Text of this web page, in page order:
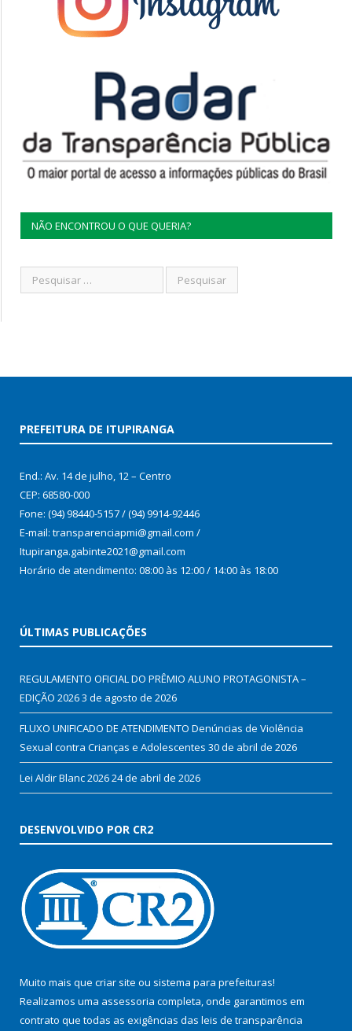
NÃO ENCONTROU O QUE QUERIA?
PREFEITURA DE ITUPIRANGA
End.: Av. 14 de julho, 12 – Centro
CEP: 68580-000
Fone: (94) 98440-5157 / (94) 9914-92446
E-mail: transparenciapmi@gmail.com /
Itupiranga.gabinte2021@gmail.com
Horário de atendimento: 08:00 às 12:00 / 14:00 às 18:00
ÚLTIMAS PUBLICAÇÕES
REGULAMENTO OFICIAL DO PRÊMIO ALUNO PROTAGONISTA –
EDIÇÃO 20263 de agosto de 2026
FLUXO UNIFICADO DE ATENDIMENTO Denúncias de Violência
Sexual contra Crianças e Adolescentes 30 de abril de 2026
Lei Aldir Blanc 202624 de abril de 2026
DESENVOLVIDO POR CR2
Muito mais que criar site ou sistema para prefeituras!
Realizamos uma assessoria completa, onde garantimos em
contrato que todas as exigências das leis de transparência